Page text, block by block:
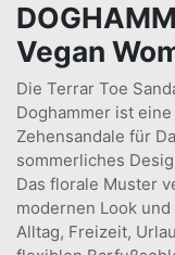
Vegan
Die Terrar Toe
Doghammer ist
Zehensandale für
sommerliches
Das florale Muster
modernen Look
Alltag, Freizeit,